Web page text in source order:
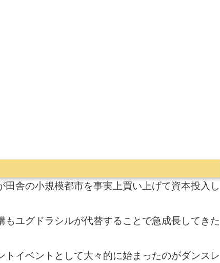
舎の小規模都市を事実上買い上げて資本投入し
ユグドラシルが代替することで急成長してきた
イベントとして大々的に始まったのがダンスレ